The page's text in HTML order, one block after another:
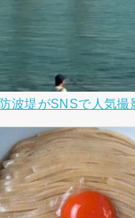
波堤がSNSで人気撮